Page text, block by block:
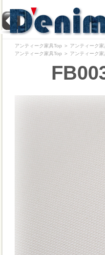
アンティーク家具Top ＞ アンティーク
アンティーク家具Top ＞ アンティーク